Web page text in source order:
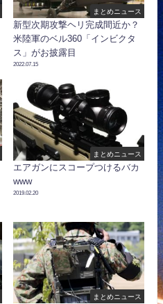
まとめニュース
新型次期攻撃ヘリ完成間近か？
米陸軍のベル360「インビクタ
ス」がお披露目
2022.07.15
まとめニュース
エアガンにスコープつけるバカ
www
2019.02.20
まとめニュース